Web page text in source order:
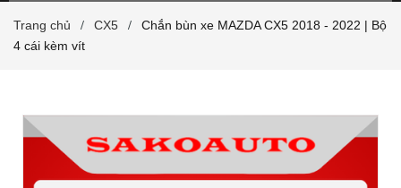
Trang chủ / CX5 /
Chắn bùn xe MAZDA CX5 2018 - 2022 | Bộ
4 cái kèm vít